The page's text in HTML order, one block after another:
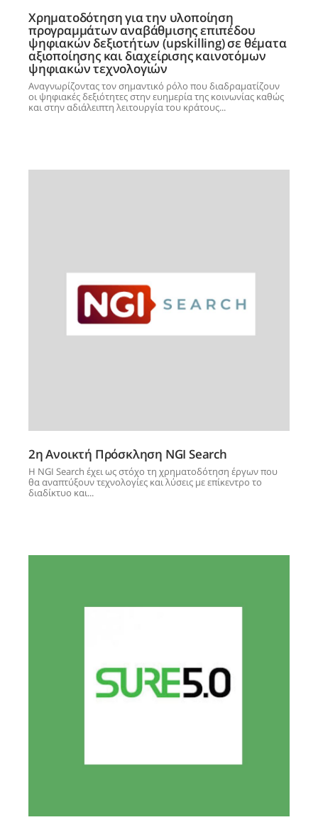
Χρηματοδότηση για την υλοποίηση
προγραμμάτων αναβάθμισης επιπέδου
ψηφιακών δεξιοτήτων (upskilling) σε θέματα
αξιοποίησης και διαχείρισης καινοτόμων
ψηφιακών τεχνολογιών
Αναγνωρίζοντας τον σημαντικό ρόλο που διαδραματίζουν
οι ψηφιακές δεξιότητες στην ευημερία της κοινωνίας καθώς
και στην αδιάλειπτη λειτουργία του κράτους...
2η Ανοικτή Πρόσκληση NGI Search
Η NGI Search έχει ως στόχο τη χρηματοδότηση έργων που
θα αναπτύξουν τεχνολογίες και λύσεις με επίκεντρο το
διαδίκτυο και...